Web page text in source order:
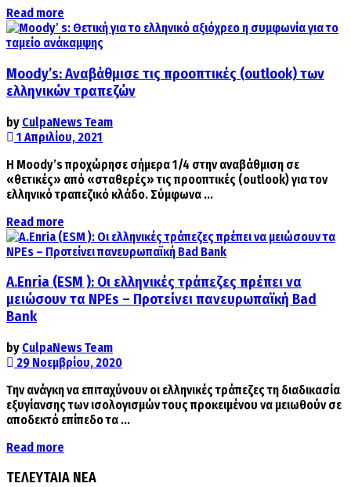
Read more
Moody’s: Αναβάθμισε τις προοπτικές (outlook) των
ελληνικών τραπεζών
by CulpaNews Team
1 Απριλίου, 2021
Η Moody’s προχώρησε σήμερα 1/4 στην αναβάθμιση σε
«θετικές» από «σταθερές» τις προοπτικές (outlook) για τον
ελληνικό τραπεζικό κλάδο. Σύμφωνα ...
Read more
A.Enria (ESM ): Οι ελληνικές τράπεζες πρέπει να
μειώσουν τα NPEs – Προτείνει πανευρωπαϊκή Bad
Bank
by CulpaNews Team
29 Νοεμβρίου, 2020
Την ανάγκη να επιταχύνουν οι ελληνικές τράπεζες τη διαδικασία
εξυγίανσης των ισολογισμών τους προκειμένου να μειωθούν σε
αποδεκτό επίπεδο τα ...
Read more
ΤΕΛΕΥΤΑΙΑ ΝΕΑ